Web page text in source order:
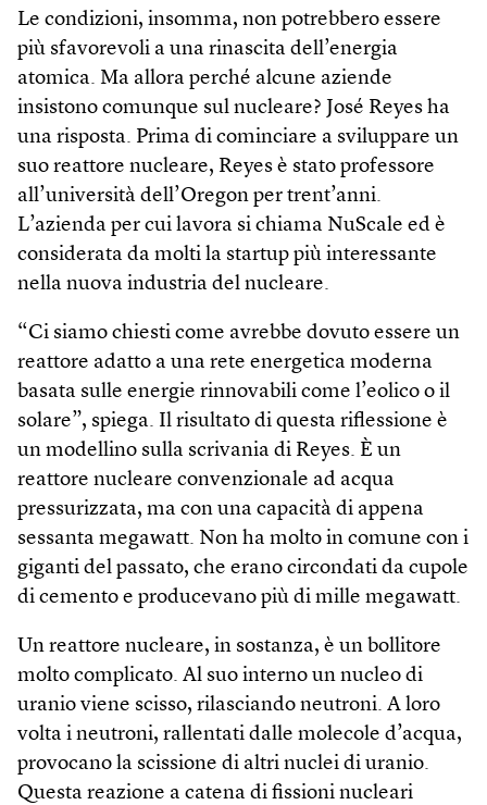
Le condizioni, insomma, non potrebbero essere
più sfavorevoli a una rinascita dell’energia
atomica. Ma allora perché alcune aziende
insistono comunque sul nucleare? José Reyes ha
una risposta. Prima di cominciare a sviluppare un
suo reattore nucleare, Reyes è stato professore
all’università dell’Oregon per trent’anni.
L’azienda per cui lavora si chiama NuScale ed è
considerata da molti la startup più interessante
nella nuova industria del nucleare.
“Ci siamo chiesti come avrebbe dovuto essere un
reattore adatto a una rete energetica moderna
basata sulle energie rinnovabili come l’eolico o il
solare”, spiega. Il risultato di questa riflessione è
un modellino sulla scrivania di Reyes. È un
reattore nucleare convenzionale ad acqua
pressurizzata, ma con una capacità di appena
sessanta megawatt. Non ha molto in comune con i
giganti del passato, che erano circondati da cupole
di cemento e producevano più di mille megawatt.
Un reattore nucleare, in sostanza, è un bollitore
molto complicato. Al suo interno un nucleo di
uranio viene scisso, rilasciando neutroni. A loro
volta i neutroni, rallentati dalle molecole d’acqua,
provocano la scissione di altri nuclei di uranio.
Questa reazione a catena di fissioni nucleari